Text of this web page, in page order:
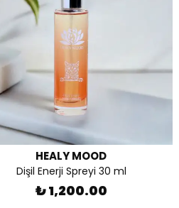
HEALY MOOD
Dişil Enerji Spreyi 30 ml
₺ 1,200.00